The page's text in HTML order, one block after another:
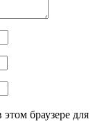
браузере для